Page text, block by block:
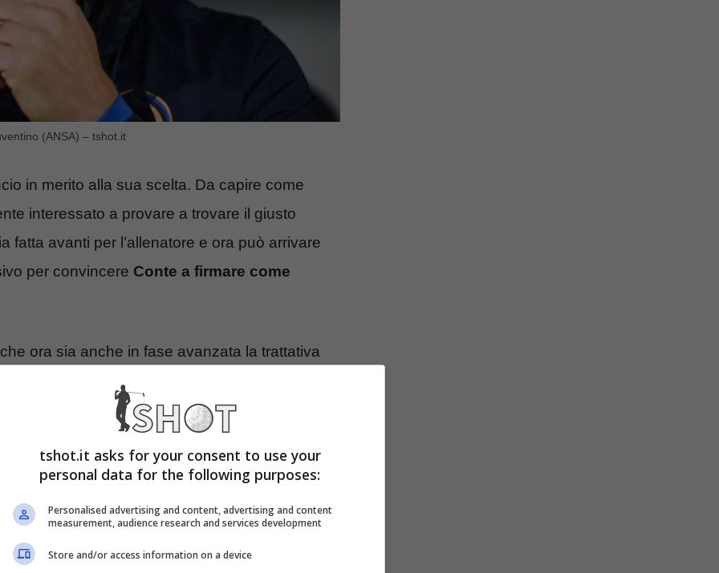
(ANSA) – tshot.it
in merito alla sua scelta. Da capire come
interessato a provare a trovare il giusto
fatta avanti per l’allenatore e ora può arrivare
per convincere Conte a firmare come
ora sia anche in fase avanzata la trattativa
casa
accordo di Conte che può firmare col
sempre attive e vicine al tecnico italiano che
tshot.it asks for your consent to use your
personal data for the following purposes:
Personalised advertising and content, advertising and content
measurement, audience research and services development
Store and/or access information on a device